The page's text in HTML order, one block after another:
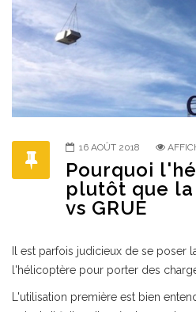
16 AOÛT 2018
Pourquoi
plutôt que la
vs GRUE
Il est parfois judicieux de se poser
l'hélicoptère pour porter des
L'utilisation première est bien